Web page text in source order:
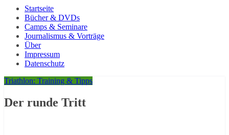
Startseite
Bücher & DVDs
Camps & Seminare
Journalismus & Vorträge
Über
Impressum
Datenschutz
Triathlon: Training & Tipps
Der runde Tritt